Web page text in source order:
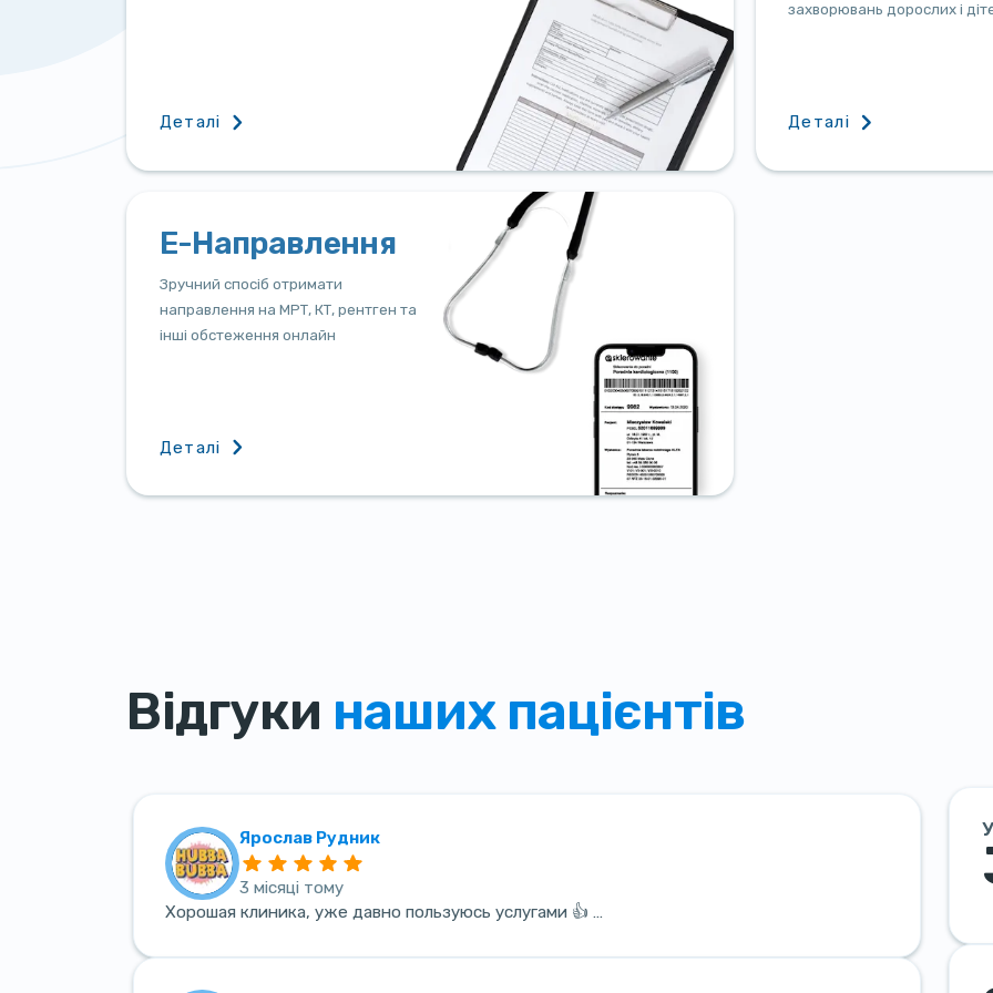
Деталі
захворювань дорослих і
Деталі
Е-Направлення
Зручний спосіб отримати
направлення на МРТ, КТ, рентген та
інші обстеження онлайн
Деталі
Відгуки наших пацієнтів
Ярослав Рудник
3 місяці тому
Хорошая клиника, уже давно пользуюсь услугами 👍 …